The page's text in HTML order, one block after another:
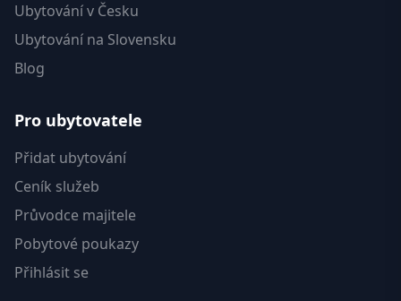
Ubytování v Česku
Ubytování na Slovensku
Blog
Pro ubytovatele
Přidat ubytování
Ceník služeb
Průvodce majitele
Pobytové poukazy
Přihlásit se